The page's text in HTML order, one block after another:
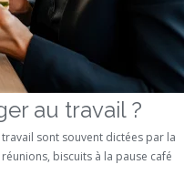
au travail ?
sont souvent dictées par la
biscuits à la pause café